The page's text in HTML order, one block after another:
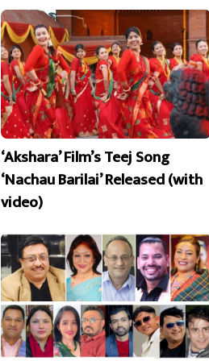
‘Akshara’ Film’s Teej Song
‘Nachau Barilai’ Released (with
video)